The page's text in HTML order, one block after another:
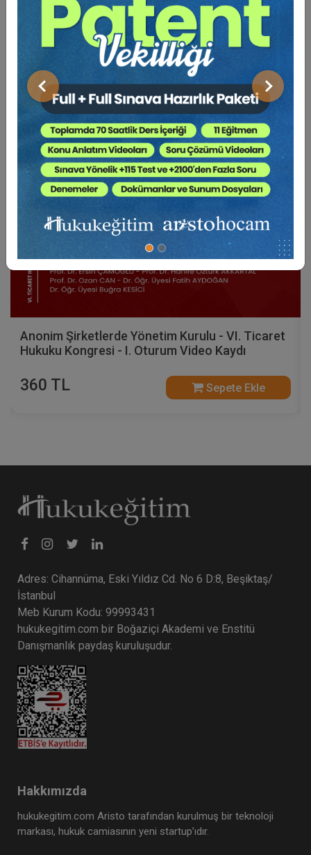
Önceki Sonraki
BENZER VIDEO EĞITIMLER
Video Eğitim Abonesi Ol: Sadece 5490 TL / Yıllık
Tüketici Hukuku Enstitüsü
Anonim Şirketlerde Yönetim Kurulu - VI. Ticaret
Hukuku Kongresi - I. Oturum Video Kaydı
360 TL Sepete Ekle
Adres: Cihannüma, Eski Yıldız Cd. No 6 D:8, Beşiktaş/
İstanbul
Meb Kurum Kodu: 99993431
hukukegitim.com bir Boğaziçi Akademi ve Enstitü
Danışmanlık paydaş kuruluşudur.
Hakkımızda
hukukegitim.com Aristo tarafından kurulmuş bir teknoloji
markası, hukuk camiasının yeni startup’ıdır.